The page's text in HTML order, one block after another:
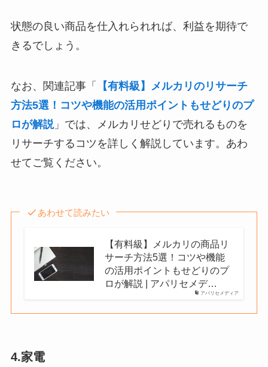
状態の良い商品を仕入れられれば、利益を期待で
きるでしょう。
なお、関連記事「
【有料級】メルカリのリサーチ
方法5選！コツや機能の活用ポイントもせどりのプ
ロが解説」では、メルカリせどりで売れるものを
リサーチするコツを詳しく解説しています。あわ
せてご覧ください。
あわせて読みたい
アパリセメディア
【有料級】メルカリの商品リ
サーチ方法5選！コツや機能
の活用ポイントもせどりのプ
ロが解説 | アパリセメデ…
4.家電